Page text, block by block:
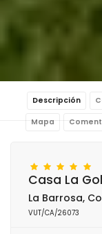
Descripción
Mapa
Casa La
La Barrosa,
VUT/CA/26073